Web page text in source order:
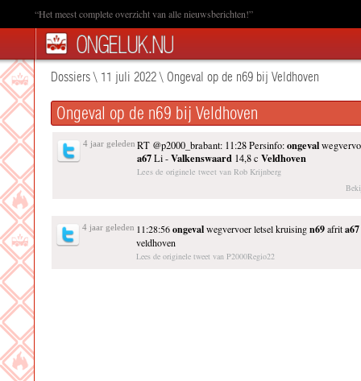
“Het meest complete overzicht van alle nieuwsberichten!”
Dossiers\ 11 juli 2022\ Ongeval op de n69 bij Veldhoven
Ongeval op de n69 bij Veldhoven
4 jaar geleden RT @p2000_brabant: 11:28 Persinfo:ongeval
a67Li -Valkenswaard 14,8 c Veldhoven
Lees de originele tweet van Rob Krijnberg
4 jaar geleden 11:28:56ongevalwegvervoer letsel kruisingn69afrita67
veldhoven
Lees de originele tweet van P2000Regio22